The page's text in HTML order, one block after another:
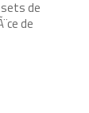
de
de